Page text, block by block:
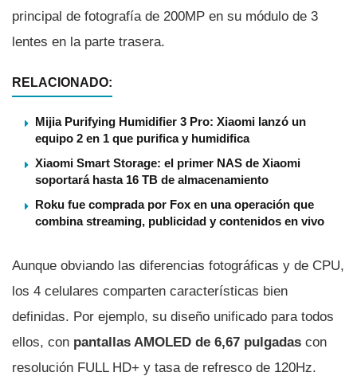
principal de fotografía de 200MP en su módulo de 3
lentes en la parte trasera.
RELACIONADO:
Mijia Purifying Humidifier 3 Pro: Xiaomi lanzó un
equipo 2 en 1 que purifica y humidifica
Xiaomi Smart Storage: el primer NAS de Xiaomi
soportará hasta 16 TB de almacenamiento
Roku fue comprada por Fox en una operación que
combina streaming, publicidad y contenidos en vivo
Aunque obviando las diferencias fotográficas y de CPU,
los 4 celulares comparten características bien
definidas. Por ejemplo, su diseño unificado para todos
ellos, con pantallas AMOLED de 6,67 pulgadas con
resolución FULL HD+ y tasa de refresco de 120Hz.